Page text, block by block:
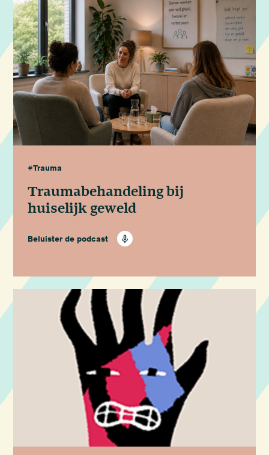
#Trauma
Traumabehandeling bij
huiselijk geweld
Beluister de podcast